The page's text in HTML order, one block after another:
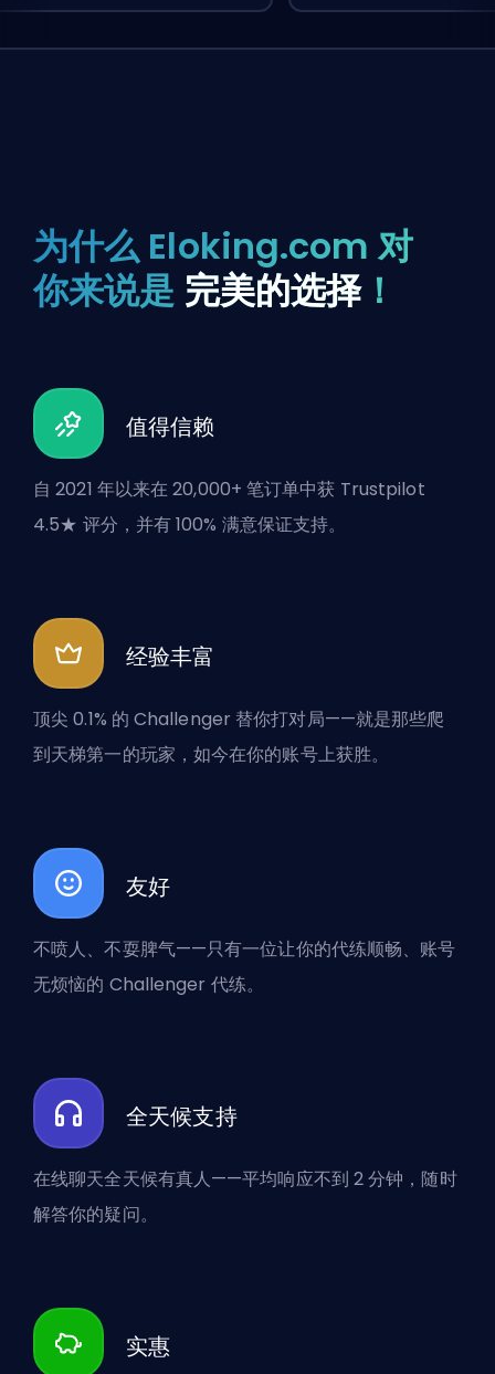
为什么 Eloking.com 对
你来说是 完美的选择！
值得信赖
自 2021 年以来在 20,000+ 笔订单中获 Trustpilot
4.5★ 评分，并有 100% 满意保证支持。
经验丰富
顶尖 0.1% 的 Challenger 替你打对局——就是那些爬
到天梯第一的玩家，如今在你的账号上获胜。
友好
不喷人、不耍脾气——只有一位让你的代练顺畅、账号
无烦恼的 Challenger 代练。
全天候支持
在线聊天全天候有真人——平均响应不到 2 分钟，随时
解答你的疑问。
实惠